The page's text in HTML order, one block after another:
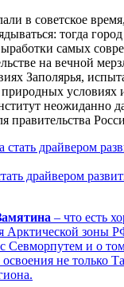
в советское
тогда
самых
на вечной
Заполярья,
неожиданно
правительства
драйвером
– что есть
Арктической зоны
с Севморпутем и о
освоения не только